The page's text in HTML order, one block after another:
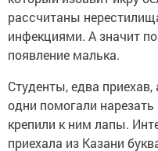
рассчитаны
инфекциями. А значит
появление малька.
Студенты, едва
одни помогали
крепили к ним лапы.
приехала из Казани